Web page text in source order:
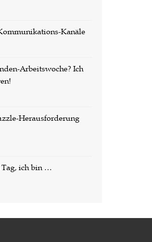
Kanäle
Arbeitswoche? Ich
Herausforderung
Tag, ich bin …